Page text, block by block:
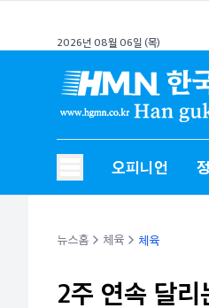
2026년 08월 06일 (목)
오피니언
뉴스홈 체육 체육
2주 연속 달